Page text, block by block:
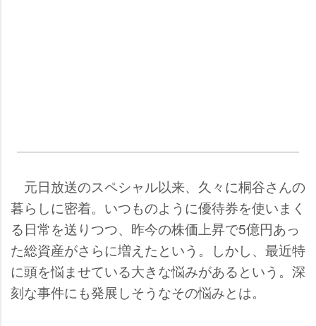
元日放送のスペシャル以来、久々に桐谷さんの
暮らしに密着。いつものように優待券を使いまく
る日常を送りつつ、昨今の株価上昇で5億円あっ
た総資産がさらに増えたという。しかし、最近特
に頭を悩ませている大きな悩みがあるという。深
刻な事件にも発展しそうなその悩みとは。